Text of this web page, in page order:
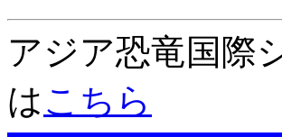
アジア恐竜国際
はこちら